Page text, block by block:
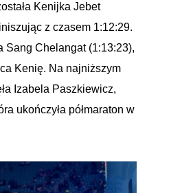
Kenijka Jebet
z czasem 1:12:29.
Sang Chelangat (1:13:23),
Kenię. Na najniższym
Izabela Paszkiewicz,
ukończyła półmaraton w